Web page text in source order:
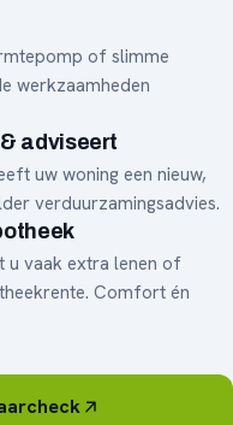
of slimme
werkzaamheden
adviseert
uw woning een nieuw,
verduurzamingsadvies.
u vaak extra lenen of
Comfort én